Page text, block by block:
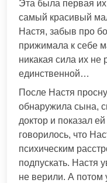
Эта была первая
самый красивый
Настя, забыв про
прижимала к себе
никакая сила их не
единственной…
После Настя
обнаружила сына,
доктор и показал
говорилось, что
психическим
подпускать. Настя
не верили. А потом